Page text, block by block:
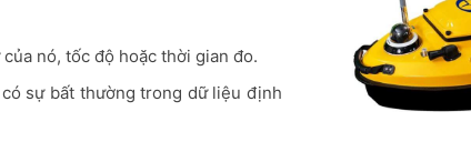
nó, tốc độ hoặc thời gian đo.
sự bất thường trong dữ liệu định